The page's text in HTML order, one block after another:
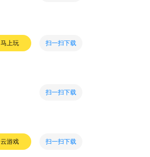
马上玩 扫一扫下载
扫一扫下载
云游戏 扫一扫下载